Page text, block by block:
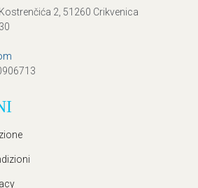
2, 51260 Crikvenica